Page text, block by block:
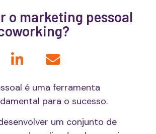
o marketing pessoal
é uma ferramenta
para o sucesso.
um conjunto de